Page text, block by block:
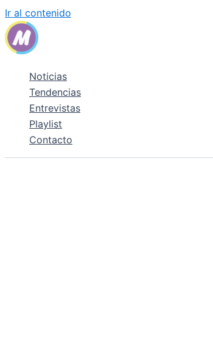
Ir al contenido
Noticias
Tendencias
Entrevistas
Playlist
Contacto